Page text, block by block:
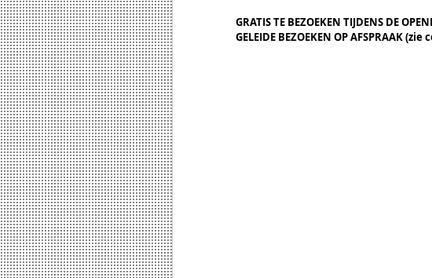
GRATIS TE BEZOEKEN TIJDENS DE
GELEIDE BEZOEKEN OP AFSPRAAK